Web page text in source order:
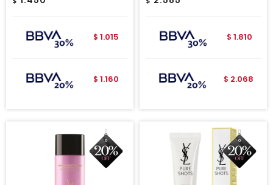
$ 1.015
$ 1.160
$ 1.810
$ 2.068